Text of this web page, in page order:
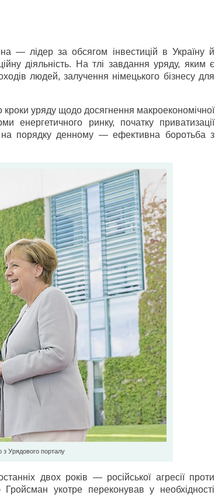
— лідер за обсягом інвестицій в Україну й
діяльність. На тлі завдання уряду, яким є
людей, залучення німецького бізнесу для
уряду щодо досягнення макроекономічної
енергетичного ринку, початку приватизації
порядку денному — ефективна боротьба з
з Урядового порталу
двох років — російської агресії проти
укотре переконував у необхідності